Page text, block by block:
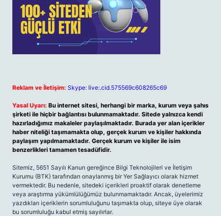
Reklam ve İletişim: Skype: live:.cid.575569c608265c69
Yasal Uyarı: Bu internet sitesi, herhangi bir marka, kurum veya şahıs
şirketi ile hiçbir bağlantısı bulunmamaktadır. Sitede yalnızca kendi
hazırladığımız makaleler paylaşılmaktadır. Burada yer alan içerikler
haber niteliği taşımamakta olup, gerçek kurum ve kişiler hakkında
paylaşım yapılmamaktadır. Gerçek kurum ve kişiler ile isim
benzerlikleri tamamen tesadüfidir.
Sitemiz, 5651 Sayılı Kanun gereğince Bilgi Teknolojileri ve İletişim
Kurumu (BTK) tarafından onaylanmış bir Yer Sağlayıcı olarak hizmet
vermektedir. Bu nedenle, sitedeki içerikleri proaktif olarak denetleme
veya araştırma yükümlülüğümüz bulunmamaktadır. Ancak, üyelerimiz
yazdıkları içeriklerin sorumluluğunu taşımakta olup, siteye üye olarak
bu sorumluluğu kabul etmiş sayılırlar.